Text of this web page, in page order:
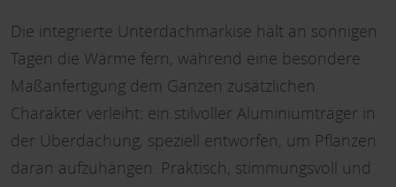
Die integrierte Unterdachmarkise hält an sonnigen
Tagen die Wärme fern, während eine besondere
Maßanfertigung dem Ganzen zusätzlichen
Charakter verleiht: ein stilvoller Aluminiumträger in
der Überdachung, speziell entworfen, um Pflanzen
daran aufzuhängen. Praktisch, stimmungsvoll und